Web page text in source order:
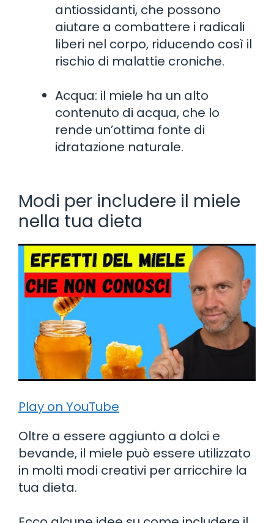
antiossidanti, che possono
aiutare a combattere i radicali
liberi nel corpo, riducendo così il
rischio di malattie croniche.
Acqua: il miele ha un alto
contenuto di acqua, che lo
rende un’ottima fonte di
idratazione naturale.
Modi per includere il miele
nella tua dieta
Play on YouTube
Oltre a essere aggiunto a dolci e
bevande, il miele può essere utilizzato
in molti modi creativi per arricchire la
tua dieta.